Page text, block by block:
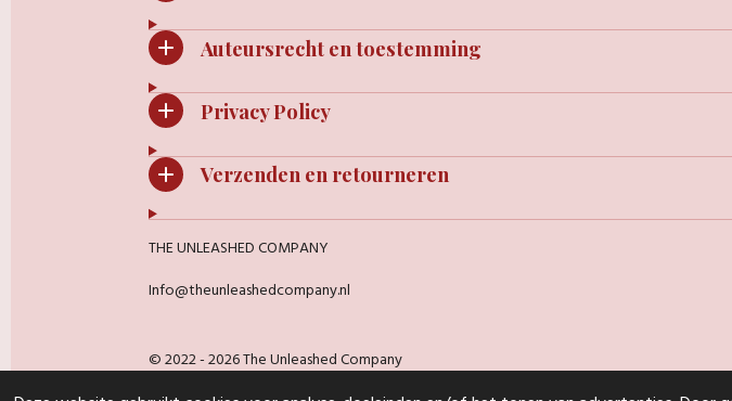
Auteursrecht en toestemming
Privacy Policy
Verzenden en retourneren
THE UNLEASHED COMPANY
Info@theunleashedcompany.nl
© 2022 - 2026 The Unleashed Company